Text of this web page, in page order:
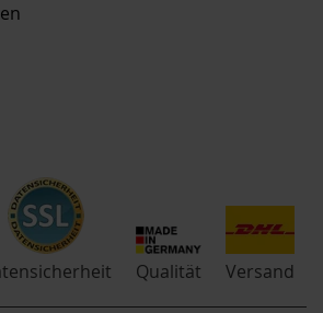
Qualität Versand